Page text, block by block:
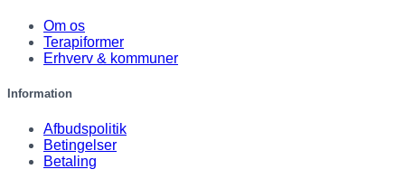
Om os
Terapiformer
Erhverv & kommuner
Information
Afbudspolitik
Betingelser
Betaling